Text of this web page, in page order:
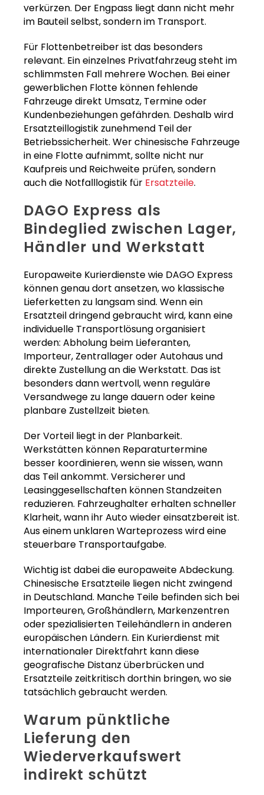
verkürzen. Der Engpass liegt dann nicht mehr
im Bauteil selbst, sondern im Transport.
Für Flottenbetreiber ist das besonders
relevant. Ein einzelnes Privatfahrzeug steht im
schlimmsten Fall mehrere Wochen. Bei einer
gewerblichen Flotte können fehlende
Fahrzeuge direkt Umsatz, Termine oder
Kundenbeziehungen gefährden. Deshalb wird
Ersatzteillogistik zunehmend Teil der
Betriebssicherheit. Wer chinesische Fahrzeuge
in eine Flotte aufnimmt, sollte nicht nur
Kaufpreis und Reichweite prüfen, sondern
auch die Notfalllogistik für Ersatzteile.
DAGO Express als
Bindeglied zwischen Lager,
Händler und Werkstatt
Europaweite Kurierdienste wie DAGO Express
können genau dort ansetzen, wo klassische
Lieferketten zu langsam sind. Wenn ein
Ersatzteil dringend gebraucht wird, kann eine
individuelle Transportlösung organisiert
werden: Abholung beim Lieferanten,
Importeur, Zentrallager oder Autohaus und
direkte Zustellung an die Werkstatt. Das ist
besonders dann wertvoll, wenn reguläre
Versandwege zu lange dauern oder keine
planbare Zustellzeit bieten.
Der Vorteil liegt in der Planbarkeit.
Werkstätten können Reparaturtermine
besser koordinieren, wenn sie wissen, wann
das Teil ankommt. Versicherer und
Leasinggesellschaften können Standzeiten
reduzieren. Fahrzeughalter erhalten schneller
Klarheit, wann ihr Auto wieder einsatzbereit ist.
Aus einem unklaren Warteprozess wird eine
steuerbare Transportaufgabe.
Wichtig ist dabei die europaweite Abdeckung.
Chinesische Ersatzteile liegen nicht zwingend
in Deutschland. Manche Teile befinden sich bei
Importeuren, Großhändlern, Markenzentren
oder spezialisierten Teilehändlern in anderen
europäischen Ländern. Ein Kurierdienst mit
internationaler Direktfahrt kann diese
geografische Distanz überbrücken und
Ersatzteile zeitkritisch dorthin bringen, wo sie
tatsächlich gebraucht werden.
Warum pünktliche
Lieferung den
Wiederverkaufswert
indirekt schützt